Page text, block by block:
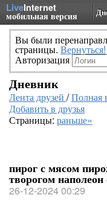
LiveInternet
мобильная версия
Вы были
страницы. Вернуться!
Авторизация
Дневник
Лента друзей /Полная
Добавить в друзья
Страницы: раньше»
пирог с мясом
творогом
26-12-2024 00:29